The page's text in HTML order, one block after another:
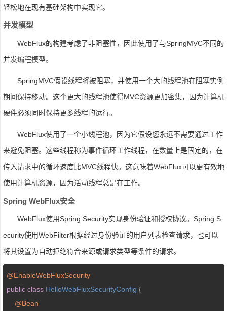
轻松地在现有基础架构中实现它。
并发模型
WebFlux的构建考虑了非阻塞性，因此使用了与SpringMVC不同的
并发编程模型。
SpringMVC假设线程将被阻塞，并使用一个大的线程池在阻塞实例
期间保持移动。这个更大的线程池使得MVC资源更加密集，因为计算机
硬件必须同时保持更多线程的运行。
WebFlux使用了一个小线程池，因为它假设您永远不需要通过工作
来避免阻塞。这些线程称为事件循环工作线程，在数量上是固定的，在
传入请求中的循环速度比MVC线程快。这意味着WebFlux可以更有效地
使用计算机资源，因为活动线程总是在工作。
Spring WebFlux安全
WebFlux使用Spring Security实现身份验证和授权协议。Spring S
ecurity使用WebFilter根据经过身份验证的用户列表检查请求，也可以
将其设置为自动拒绝符合来源或请求类型等条件的请求。
@EnableWebFluxSecurity
public class HelloWebFluxSecurityConfig {
@Bean